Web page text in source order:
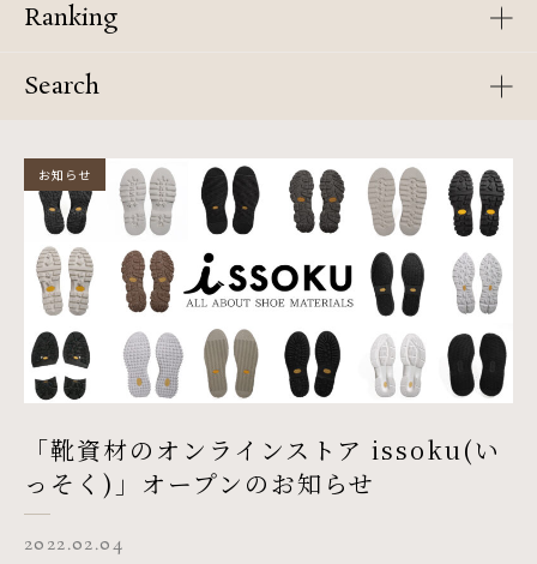
Ranking
Search
お知らせ
「靴資材のオンラインストア issoku(い
っそく)」オープンのお知らせ
2022.02.04